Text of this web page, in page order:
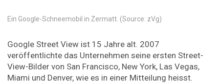
Ein Google-Schneemobil in Zermatt. (Source: zVg)
Google Street View ist 15 Jahre alt. 2007
veröffentlichte das Unternehmen seine ersten Street-
View-Bilder von San Francisco, New York, Las Vegas,
Miami und Denver, wie es in einer Mitteilung heisst.